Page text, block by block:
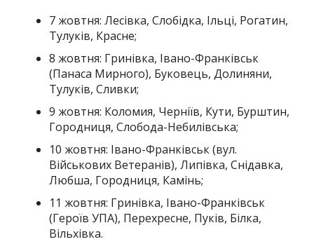
7 жовтня: Лесівка, Слобідка, Ільці, Рогатин,
Тулуків, Красне;
8 жовтня: Гринівка, Івано-Франківськ
(Панаса Мирного), Буковець, Долиняни,
Тулуків, Сливки;
9 жовтня: Коломия, Черніїв, Кути, Бурштин,
Городниця, Слобода-Небилівська;
10 жовтня: Івано-Франківськ (вул.
Військових Ветеранів), Липівка, Снідавка,
Любша, Городниця, Камінь;
11 жовтня: Гринівка, Івано-Франківськ
(Героїв УПА), Перехресне, Пуків, Білка,
Вільхівка.